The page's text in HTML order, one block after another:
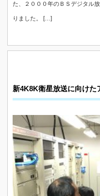
た、２０００年のＢＳデジタル
りました。 […]
新4K8K衛星放送に向け